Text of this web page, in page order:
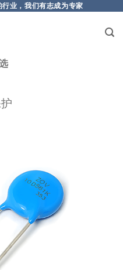
业，我们有志成为专家